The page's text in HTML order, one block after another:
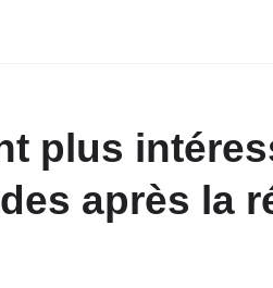
plus
après la